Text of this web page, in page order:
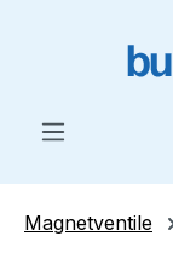
Magnetventile